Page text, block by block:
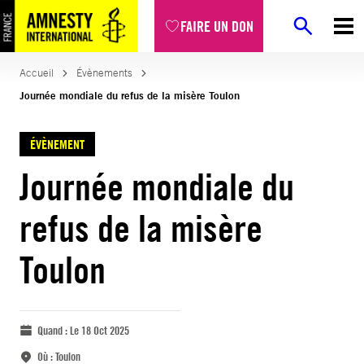
FAIRE UN DON
Accueil
Évènements
Journée mondiale du refus de la misère Toulon
ÉVÈNEMENT
Journée mondiale du
refus de la misère
Toulon
Quand :Le 18 Oct 2025
Où :Toulon